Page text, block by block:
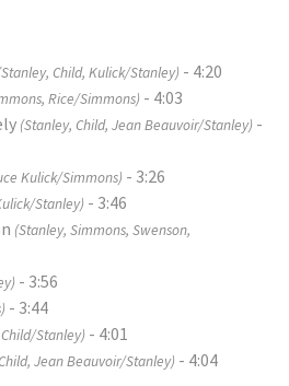
Child, Kulick/Stanley) - 4:20
Rice/Simmons) - 4:03
(Stanley, Child, Jean Beauvoir/Stanley) -
Kulick/Simmons) - 3:26
Stanley) - 3:46
(Stanley, Simmons, Swenson,
- 3:56
- 3:44
Stanley) - 4:01
Jean Beauvoir/Stanley) - 4:04